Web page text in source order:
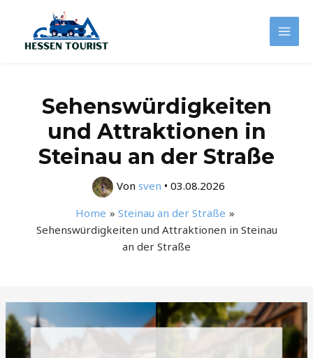
springen
Main
Sehenswürdigkeiten
und Attraktionen in
Steinau an der Straße
Von sven • 03.08.2026
Home
Steinau an der Straße
Sehenswürdigkeiten und Attraktionen in Steinau
an der Straße